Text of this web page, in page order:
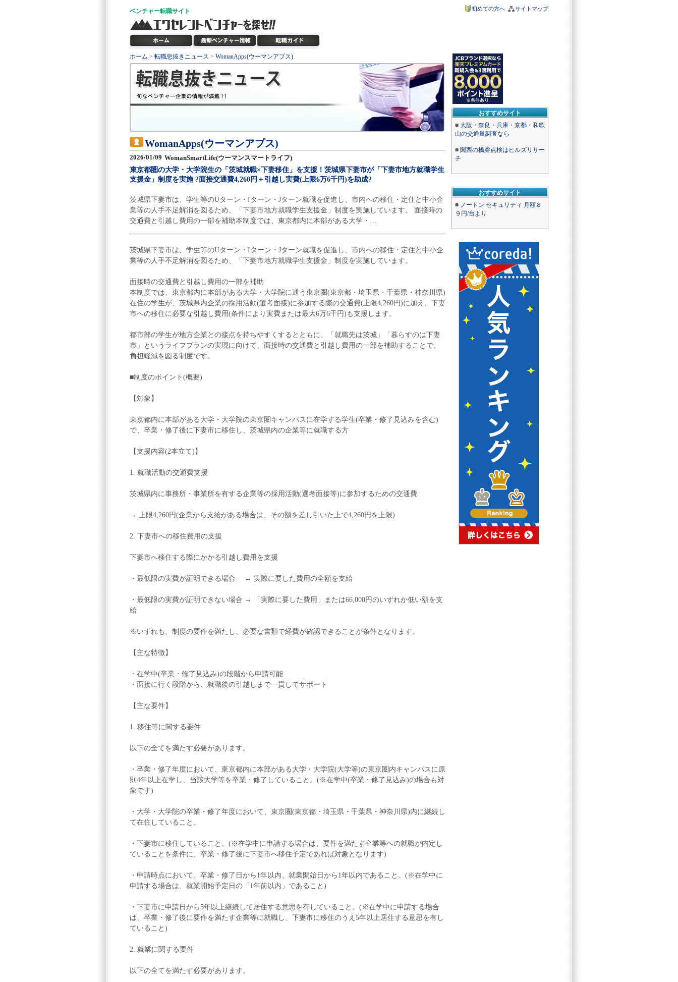
ベンチャー転職サイト サイトマップ
初めての方へ
おすすめサイト
■ 大阪・奈良・兵庫・京都・和歌
山の交通量調査なら
■ 関西の橋梁点検はヒルズリサー
チ
おすすめサイト
■ ノートン セキュリティ 月額８
９円/台より
ホーム > 転職息抜きニュース > WomanApps(ウーマンアプス)
WomanApps(ウーマンアプス)
2026/01/09 WomanSmartLife(ウーマンスマートライフ)
東京都圏の大学・大学院生の「茨城就職×下妻移住」を支援！茨城県下妻市が「下妻市地方就職学生
支援金」制度を実施 ?面接交通費4,260円＋引越し実費(上限6万6千円)を助成?
茨城県下妻市は、学生等のUターン・Iターン・Jターン就職を促進し、市内への移住・定住と中小企
業等の人手不足解消を図るため、「下妻市地方就職学生支援金」制度を実施しています。 面接時の
交通費と引越し費用の一部を補助本制度では、東京都内に本部がある大学・…
茨城県下妻市は、学生等のUターン・Iターン・Jターン就職を促進し、市内への移住・定住と中小企
業等の人手不足解消を図るため、「下妻市地方就職学生支援金」制度を実施しています。
面接時の交通費と引越し費用の一部を補助
本制度では、東京都内に本部がある大学・大学院に通う東京圏(東京都・埼玉県・千葉県・神奈川県)
在住の学生が、茨城県内企業の採用活動(選考面接)に参加する際の交通費(上限4,260円)に加え、下妻
市への移住に必要な引越し費用(条件により実費または最大6万6千円)も支援します。
都市部の学生が地方企業との接点を持ちやすくするとともに、「就職先は茨城」「暮らすのは下妻
市」というライフプランの実現に向けて、面接時の交通費と引越し費用の一部を補助することで、
負担軽減を図る制度です。
■制度のポイント(概要)
【対象】
東京都内に本部がある大学・大学院の東京圏キャンパスに在学する学生(卒業・修了見込みを含む)
で、卒業・修了後に下妻市に移住し、茨城県内の企業等に就職する方
【支援内容(2本立て)】
1. 就職活動の交通費支援
茨城県内に事務所・事業所を有する企業等の採用活動(選考面接等)に参加するための交通費
→ 上限4,260円(企業から支給がある場合は、その額を差し引いた上で4,260円を上限)
2. 下妻市への移住費用の支援
下妻市へ移住する際にかかる引越し費用を支援
・最低限の実費が証明できる場合 → 実際に要した費用の全額を支給
・最低限の実費が証明できない場合 → 「実際に要した費用」または66,000円のいずれか低い額を支
給
※いずれも、制度の要件を満たし、必要な書類で経費が確認できることが条件となります。
【主な特徴】
・在学中(卒業・修了見込み)の段階から申請可能
・面接に行く段階から、就職後の引越しまで一貫してサポート
【主な要件】
1. 移住等に関する要件
以下の全てを満たす必要があります。
・卒業・修了年度において、東京都内に本部がある大学・大学院(大学等)の東京圏内キャンパスに原
則4年以上在学し、当該大学等を卒業・修了していること。(※在学中(卒業・修了見込み)の場合も対
象です)
・大学・大学院の卒業・修了年度において、東京圏(東京都・埼玉県・千葉県・神奈川県)内に継続し
て在住していること。
・下妻市に移住していること。(※在学中に申請する場合は、要件を満たす企業等への就職が内定し
ていることを条件に、卒業・修了後に下妻市へ移住予定であれば対象となります)
・申請時点において、卒業・修了日から1年以内、就業開始日から1年以内であること。(※在学中に
申請する場合は、就業開始予定日の「1年前以内」であること)
・下妻市に申請日から5年以上継続して居住する意思を有していること。(※在学中に申請する場合
は、卒業・修了後に要件を満たす企業等に就職し、下妻市に移住のうえ5年以上居住する意思を有し
ていること)
2. 就業に関する要件
以下の全てを満たす必要があります。